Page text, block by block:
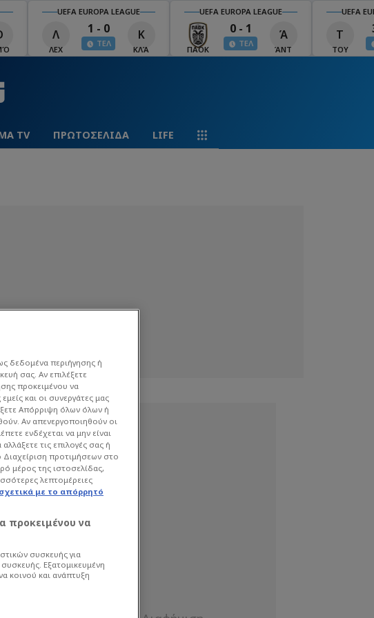
UEFA EUROPA LEAGUE
Λ
ΛΕΧ
1 - 0
ΤΕΛ
Κ
ΚΛΆ
UEFA EUROPA LEAGUE
ΠΑΟΚ
0 - 1
ΤΕΛ
Ά
ΆΝΤ
UEFA
Τ
ΤΟΥ
TV ΠΡΩΤΟΣΕΛΙΔΑ LIFE
δεδομένα περιήγησης ή
σας. Αν επιλέξετε
προκειμένου να
και οι συνεργάτες μας
Απόρριψη όλων όλων ή
Αν απενεργοποιηθούν οι
ενδέχεται να μην είναι
τις επιλογές σας ή
προτιμήσεων στο
μέρος της ιστοσελίδας,
λεπτομέρειες
με το απόρρητό
προκειμένου να
συσκευής για
Εξατομικευμένη
κοινού και ανάπτυξη